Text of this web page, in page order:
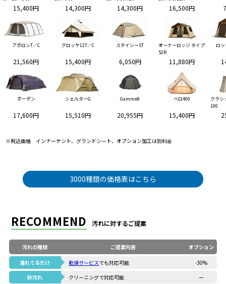
15,400円 14,300円 14,300円 16,500円
アポロンT／C
21,560円
グロッケ12T／C
15,400円
ステイシーST
6,050円
オーナーロッジ タイプ
52R
11,880円
ロ
ボーデン
17,600円
シェルターG
15,510円
Gamme8
20,955円
ベロ400
15,400円
クラシ
100
※税込価格 インナーテント、グランドシート、オプション加工は別料金
3000種類の価格表はこちら
RECOMMEND 汚れに対するご提案
汚れの種類 ご提案内容 オプション
濡れてるだけ 乾燥サービス でも対応可能
-30%
砂汚れ
クリーニングで対応可能
ー